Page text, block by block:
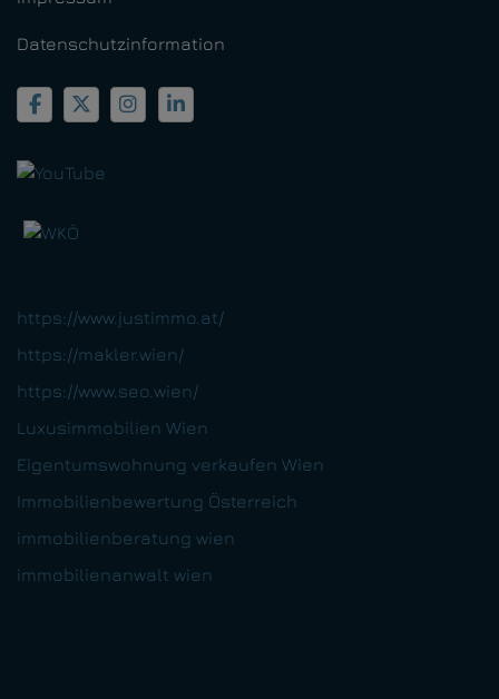
Datenschutzinformation
https://www.justimmo.at/
https://makler.wien/
https://www.seo.wien/
Luxusimmobilien Wien
Eigentumswohnung verkaufen Wien
Immobilienbewertung Österreich
immobilienberatung wien
immobilienanwalt wien